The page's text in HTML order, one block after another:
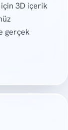
3D içerik
gerçek